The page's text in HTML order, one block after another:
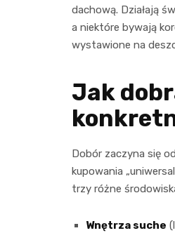
dachową. Działają
a niektóre bywają
wystawione na
Jak
Dobór zaczyna się
kupowania
trzy różne
Wnętrza suche